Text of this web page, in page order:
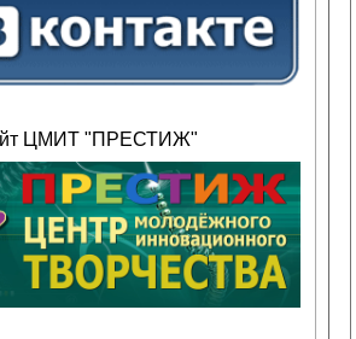
ЦМИТ "ПРЕСТИЖ"